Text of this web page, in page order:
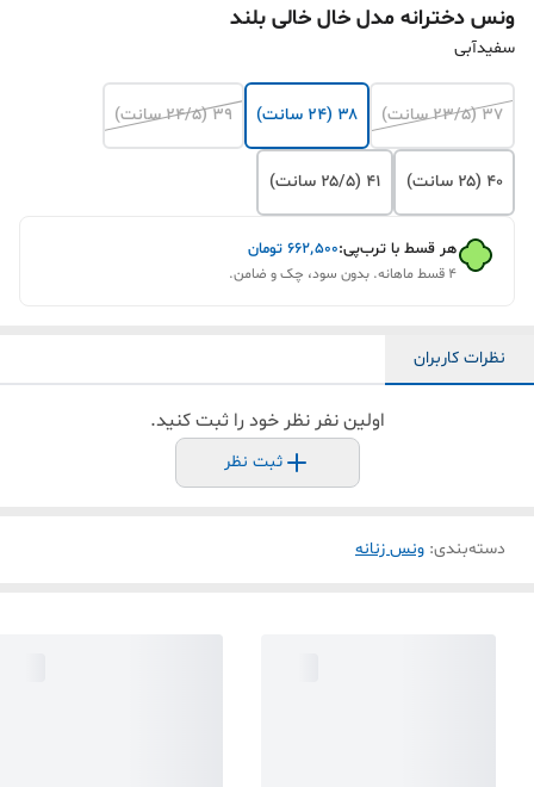
ونس دخترانه مدل خال خالی بلند
سفیدآبی
۳۷ (۲۳/۵ سانت) ۳۸ (۲۴ سانت) ۳۹ (۲۴/۵ سانت)
۴۰ (۲۵ سانت) ۴۱ (۲۵/۵ سانت)
هر قسط با ترب‌پی:۶۶۲٬۵۰۰ تومان
۴ قسط ماهانه. بدون سود، چک و ضامن.
نظرات کاربران
اولین نفر نظر خود را ثبت کنید.
ثبت نظر
دسته‌بندی: ونس زنانه